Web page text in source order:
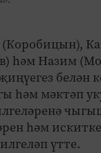
(Коробицын),
һәм Назим
белән
һәм мәктәп
һәм
үтте.